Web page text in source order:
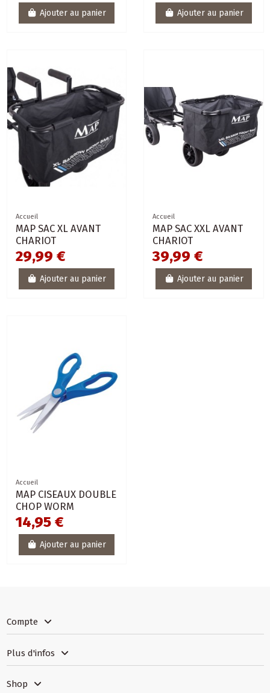
Ajouter au panier Ajouter au panier
Accueil
MAP SAC XL AVANT
CHARIOT
29,99 €
Ajouter au panier
Accueil
MAP SAC XXL AVANT
CHARIOT
39,99 €
Ajouter au panier
Accueil
MAP CISEAUX DOUBLE
CHOP WORM
14,95 €
Ajouter au panier
Compte
Plus d'infos
Shop